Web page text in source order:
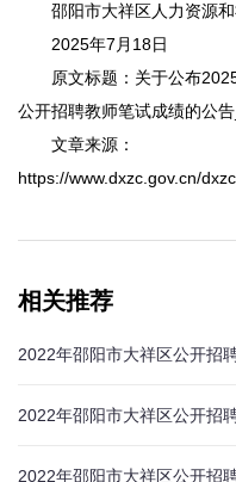
邵阳市大祥区人力资源和
2025年7月18日
原文标题：关于公布2025
公开招聘教师笔试成绩的公
文章来源：
https://www.dxzc.gov.cn/
相关推荐
2022年邵阳市大祥区公开招